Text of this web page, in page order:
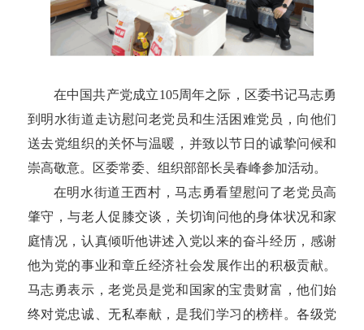
在中国共产党成立105周年之际，区委书记马志勇
到明水街道走访慰问老党员和生活困难党员，向他们
送去党组织的关怀与温暖，并致以节日的诚挚问候和
崇高敬意。区委常委、组织部部长吴春峰参加活动。
在明水街道王西村，马志勇看望慰问了老党员高
肇守，与老人促膝交谈，关切询问他的身体状况和家
庭情况，认真倾听他讲述入党以来的奋斗经历，感谢
他为党的事业和章丘经济社会发展作出的积极贡献。
马志勇表示，老党员是党和国家的宝贵财富，他们始
终对党忠诚、无私奉献，是我们学习的榜样。各级党